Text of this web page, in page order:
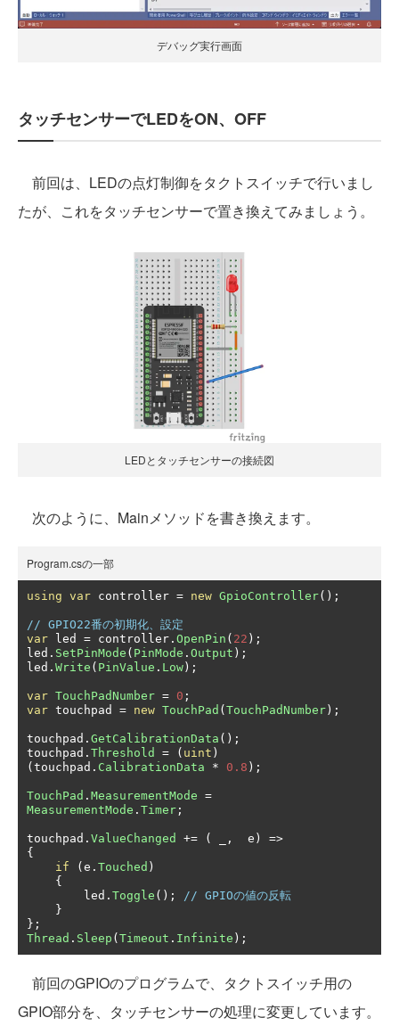
デバッグ実行画面
タッチセンサーでLEDをON、OFF
前回は、LEDの点灯制御をタクトスイッチで行いまし
たが、これをタッチセンサーで置き換えてみましょう。
LEDとタッチセンサーの接続図
次のように、Mainメソッドを書き換えます。
Program.csの一部
using var controller = new GpioController();
// GPIO22番の初期化、設定
var led = controller . OpenPin ( 22 );
led . SetPinMode ( PinMode . Output );
led . Write ( PinValue . Low );
var TouchPadNumber = 0 ;
var touchpad = new TouchPad ( TouchPadNumber );
touchpad . GetCalibrationData ();
touchpad . Threshold = ( uint )
( touchpad . CalibrationData * 0.8 );
TouchPad . MeasurementMode =
MeasurementMode . Timer ;
touchpad . ValueChanged += ( ,
  e
)
=>
{
if
( e . Touched )
{
        led
. Toggle ();
// GPIOの値の反転
}
};
Thread . Sleep ( Timeout . Infinite );
前回のGPIOのプログラムで、タクトスイッチ用の
GPIO部分を、タッチセンサーの処理に変更しています。